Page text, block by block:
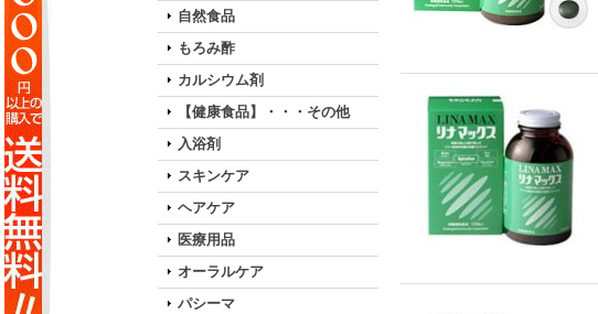
自然食品
もろみ酢
カルシウム剤
【健康食品】・・・その他
入浴剤
スキンケア
ヘアケア
医療用品
オーラルケア
パシーマ